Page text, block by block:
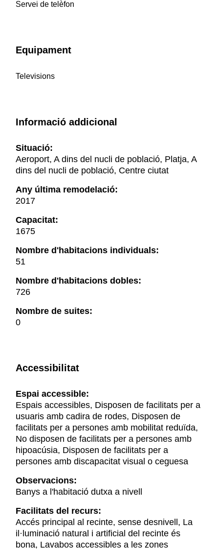
Servei de telèfon
Equipament
Televisions
Informació addicional
Situació:
Aeroport, A dins del nucli de població, Platja, A
dins del nucli de població, Centre ciutat
Any última remodelació:
2017
Capacitat:
1675
Nombre d'habitacions individuals:
51
Nombre d'habitacions dobles:
726
Nombre de suites:
0
Accessibilitat
Espai accessible:
Espais accessibles, Disposen de facilitats per a
usuaris amb cadira de rodes, Disposen de
facilitats per a persones amb mobilitat reduïda,
No disposen de facilitats per a persones amb
hipoacúsia, Disposen de facilitats per a
persones amb discapacitat visual o ceguesa
Observacions:
Banys a l'habitació dutxa a nivell
Facilitats del recurs:
Accés principal al recinte, sense desnivell, La
il·luminació natural i artificial del recinte és
bona, Lavabos accessibles a les zones